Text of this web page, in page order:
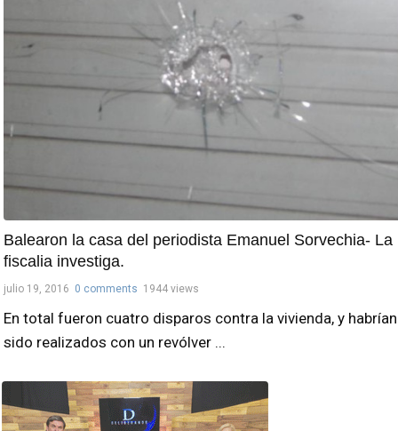
Balearon la casa del periodista Emanuel Sorvechia- La
fiscalia investiga.
julio 19, 2016 0 comments 1944 views
En total fueron cuatro disparos contra la vivienda, y habrían
sido realizados con un revólver ...